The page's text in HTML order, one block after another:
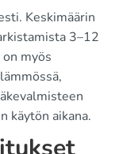
Keskimäärin
3–12
myös
käytön aikana.